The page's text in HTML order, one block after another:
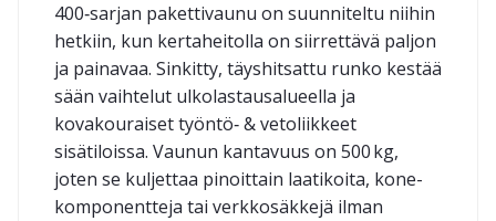
400‑sarjan pakettivaunu on suunniteltu niihin
hetkiin, kun kertaheitolla on siirrettävä paljon
ja painavaa. Sinkitty, täyshitsattu runko kestää
sään vaihtelut ulkolastaus­alueella ja
kovakouraiset työntö‑ & vetoliikkeet
sisätiloissa. Vaunun kantavuus on 500 kg,
joten se kuljettaa pinoittain laatikoita, kone­
komponentteja tai verkkosäkkejä ilman